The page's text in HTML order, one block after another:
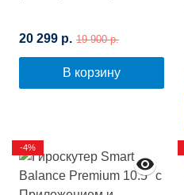
20 299 р. 19 900 р.
В корзину
-4%